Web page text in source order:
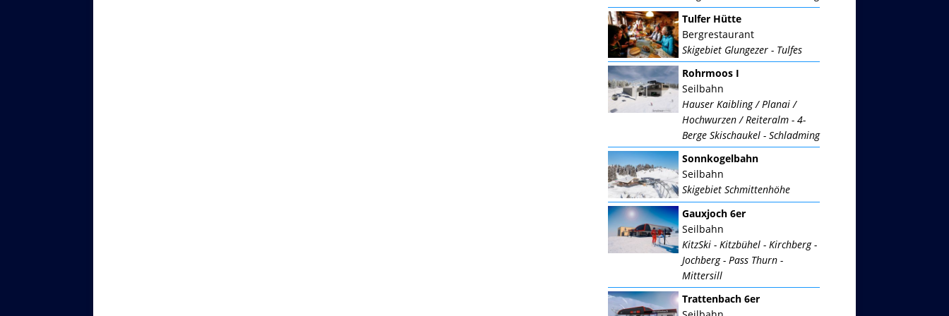
Tulfer Hütte
Bergrestaurant
Skigebiet Glungezer - Tulfes
Rohrmoos I
Seilbahn
Hauser Kaibling / Planai /
Hochwurzen / Reiteralm - 4-
Berge Skischaukel - Schladming
Sonnkogelbahn
Seilbahn
Skigebiet Schmittenhöhe
Gauxjoch 6er
Seilbahn
KitzSki - Kitzbühel - Kirchberg -
Jochberg - Pass Thurn -
Mittersill
Trattenbach 6er